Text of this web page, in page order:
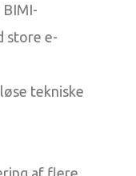
store e-
tekniske
af flere